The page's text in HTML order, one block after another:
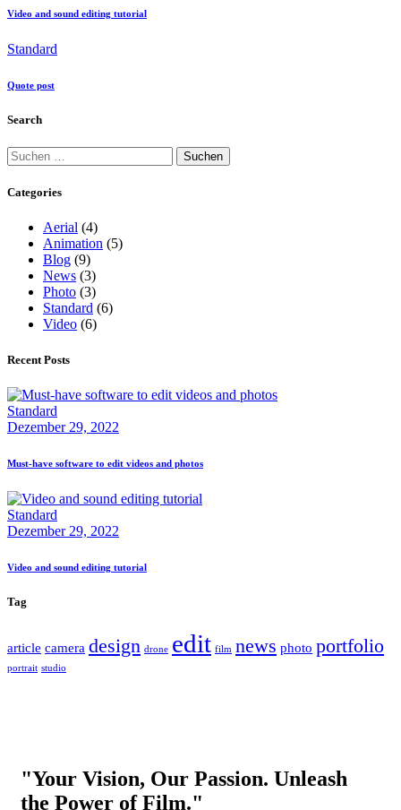
Video and sound editing tutorial
Standard
Quote post
Search
Categories
Aerial (4)
Animation (5)
Blog (9)
News (3)
Photo (3)
Standard (6)
Video (6)
Recent Posts
Standard
Dezember 29, 2022
Must-have software to edit videos and photos
Standard
Dezember 29, 2022
Video and sound editing tutorial
Tag
article camera design drone edit film news photo portfolio
portrait studio
"Your Vision, Our Passion. Unleash
the Power of Film."